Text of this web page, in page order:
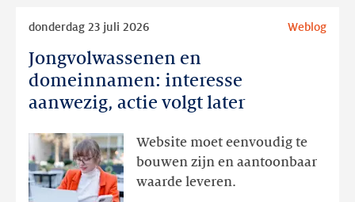
Jongvolwassenen en
domeinnamen: interesse
aanwezig, actie volgt later
donderdag 23 juli 2026 Weblog
Website moet eenvoudig te
bouwen zijn en aantoonbaar
waarde leveren.
Jongvolwassenen
aanwezig,
actie
volgt
later